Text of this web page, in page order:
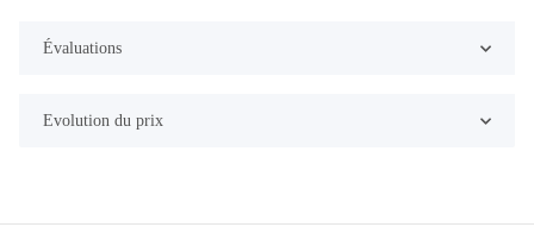
Évaluations
Evolution du prix